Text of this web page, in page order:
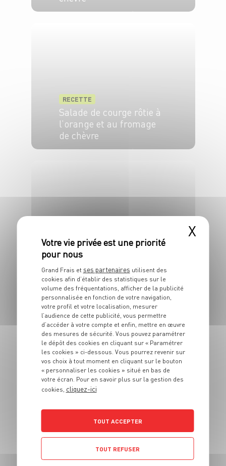
RECETTE
Salade de courge rôtie à
l’orange et au fromage
de chèvre
RECETTE
Koulibiac de saumon
6 pers. 30 min 45 min
Gaufres aux épinards
TOUTES NOS RECETTES
X
Grand Frais et ses partenaires utilisent des
cookies afin d’établir des statistiques sur le
volume des fréquentations, afficher de la publicité
personnalisée en fonction de votre navigation,
votre profil et votre localisation, mesurer
l’audience de cette publicité, vous permettre
d’accéder à votre compte et enfin, mettre en œuvre
des mesures de sécurité. Vous pouvez paramétrer
le dépôt des cookies en cliquant sur « Paramétrer
les cookies » ci-dessous. Vous pourrez revenir sur
vos choix à tout moment en cliquant sur le bouton
« personnaliser les cookies » situé en bas de
votre écran. Pour en savoir plus sur la gestion des
cookies, cliquez-ici
TOUT ACCEPTER
TOUT REFUSER